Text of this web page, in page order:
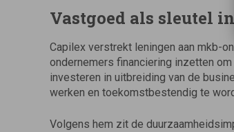
Vastgoed als sleutel
Capilex verstrekt leningen aan mkb-
ondernemers financiering inzetten
investeren in uitbreiding van de
werken en toekomstbestendig te
Volgens hem zit de